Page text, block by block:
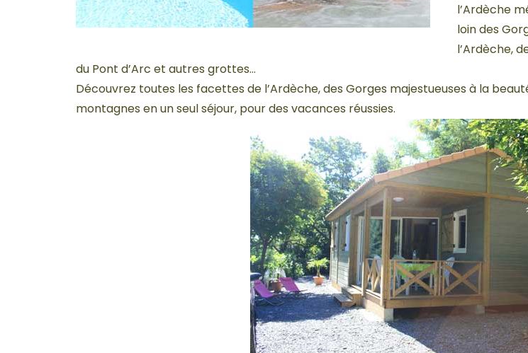
l’Ardèche
loin des
l’Ardèche,
du Pont d’Arc et autres grottes…
Découvrez toutes les facettes de l’Ardèche, des Gorges majestueuses à la
montagnes en un seul séjour, pour des vacances réussies.